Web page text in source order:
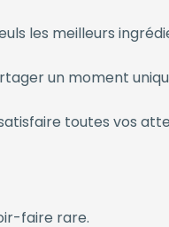
les meilleurs
un moment
toutes vos
faire rare.